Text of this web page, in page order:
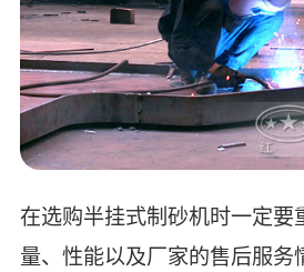
在选购半挂式制砂机时一定要
量、性能以及厂家的售后服务